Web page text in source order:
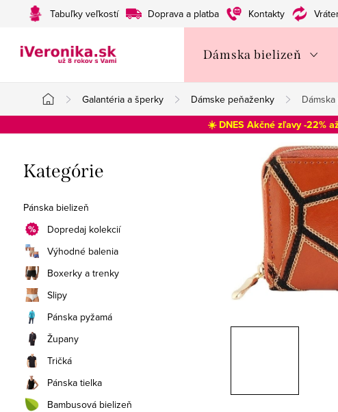
Tabuľky veľkostí Doprava a platba Kontakty
Dámska bielizeň
Domov
Galantéria a šperky Dámske peňaženky
☀️ DNES Akčné zľavy -22%
o
č
n
ý
p
a
n
e
l
Preskočiť
kategórie
Kategórie
Pánska bielizeň
Dopredaj kolekcií
Výhodné balenia
Boxerky a trenky
Slipy
Pánska pyžamá
Župany
Tričká
Pánska tielka
Bambusová bielizeň